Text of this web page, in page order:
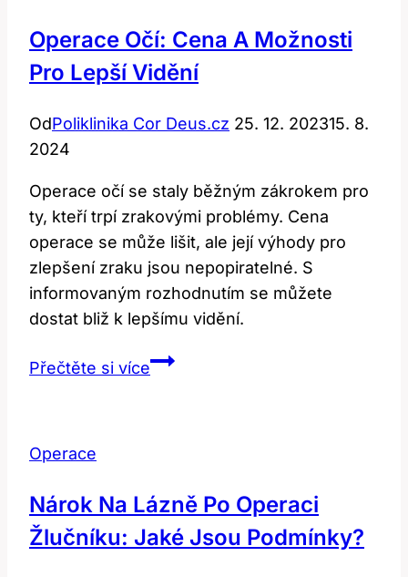
Operace Očí: Cena A Možnosti
Pro Lepší Vidění
OdPoliklinika Cor Deus.cz 25. 12. 202315. 8.
2024
Operace očí se staly běžným zákrokem pro
ty, kteří trpí zrakovými problémy. Cena
operace se může lišit, ale její výhody pro
zlepšení zraku jsou nepopiratelné. S
informovaným rozhodnutím se můžete
dostat bliž k lepšímu vidění.
Přečtěte si víceOperace
lepší
vidění
Operace
Nárok Na Lázně Po Operaci
Žlučníku: Jaké Jsou Podmínky?